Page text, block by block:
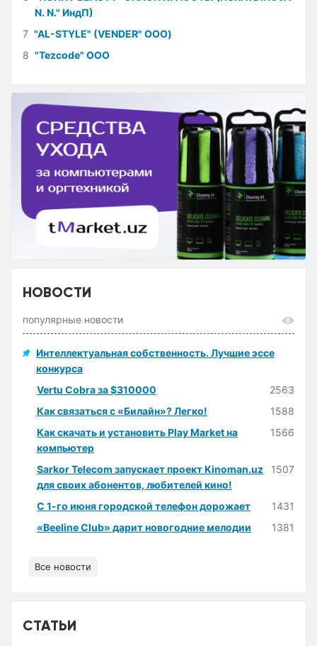
N. N." ИндП)
7 "AL-STYLE" (VENDER" ООО)
8 "Tezcode" ООО
НОВОСТИ
популярные новости
Интеллектуальная собственность. Лучшие эссе
конкурса
Vertu Cobra за $310000
2563
Как связаться с «Билайн»? Легко!
1588
Как скачать и установить Play Market на
компьютер
1566
Sarkor Telecom запускает проект Kinoman.uz
для своих абонентов, любителей кино!
1507
С 1-го июня городской телефон дорожает
1431
«Beeline Club» дарит новогодние мелодии
1381
Все новости
СТАТЬИ